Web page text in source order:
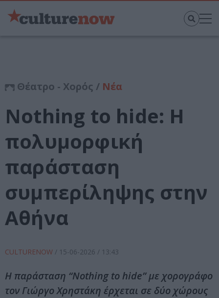
Θέατρο - Χορός / Νέα
Nothing to hide: Η
πολυμορφική
παράσταση
συμπερίληψης στην
Αθήνα
CULTURENOW / 15-06-2026 / 13:43
Η παράσταση “Nothing to hide” με χορογράφο
τον Γιώργο Χρηστάκη έρχεται σε δύο χώρους